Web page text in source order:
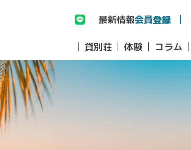
最新情報会員登録
貸別荘 体験 コラム